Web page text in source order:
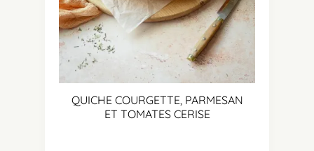
QUICHE COURGETTE, PARMESAN
ET TOMATES CERISE